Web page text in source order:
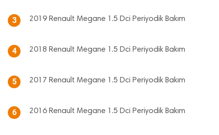
3 2019 Renault Megane 1.5 Dci Periyodik Bakım
4 2018 Renault Megane 1.5 Dci Periyodik Bakım
5 2017 Renault Megane 1.5 Dci Periyodik Bakım
6 2016 Renault Megane 1.5 Dci Periyodik Bakım